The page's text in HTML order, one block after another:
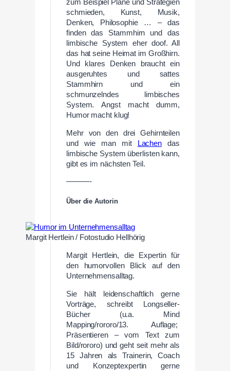
zum Beispiel Pläne und Strategien
schmieden, Kunst, Musik,
Denken, Philosophie … – das
finden das Stammhirn und das
limbische System eher doof. All
das hat seine Heimat im Großhirn.
Und klares Denken braucht ein
ausgeruhtes und sattes
Stammhirn und ein
schmunzelndes limbisches
System. Angst macht dumm,
Humor macht klug!
Mehr von den drei Gehirnteilen
und wie man mit
Lachen das
limbische System überlisten kann,
gibt es im nächsten Teil.
———-
Über die Autorin
Margit Hertlein / Fotostudio Hellhörig
Margit Hertlein, die Expertin für
den humorvollen Blick auf den
Unternehmensalltag.
Sie hält leidenschaftlich gerne
Vorträge, schreibt Longseller-
Bücher (u.a. Mind
Mapping/rororo/13. Auflage;
Präsentieren – vom Text zum
Bild/rororo) und geht seit mehr als
15 Jahren als Trainerin, Coach
und Konzeptexpertin gerne